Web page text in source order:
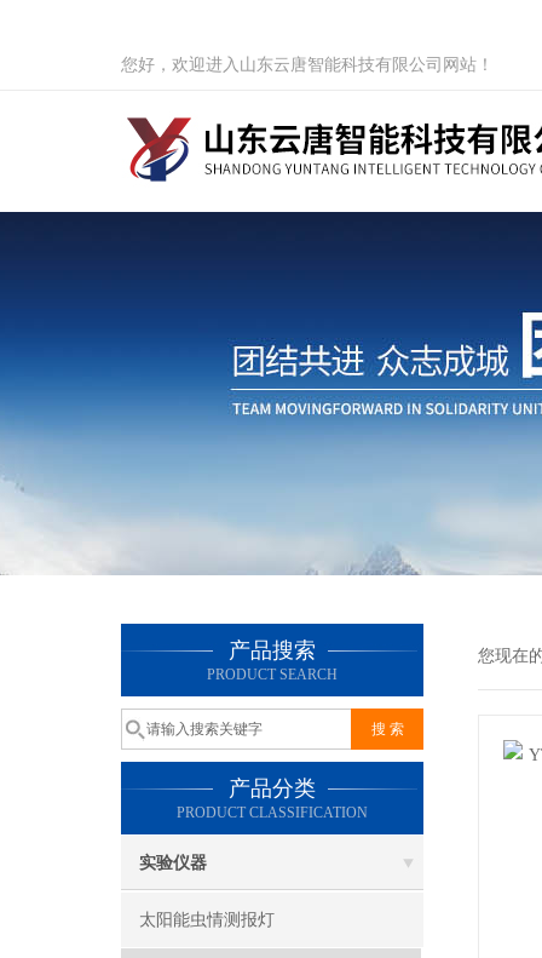
您好，欢迎进入山东云唐智能科技有限公司网站！
产品搜索
PRODUCT SEARCH
产品分类
PRODUCT CLASSIFICATION
实验仪器
太阳能虫情测报灯
您现在